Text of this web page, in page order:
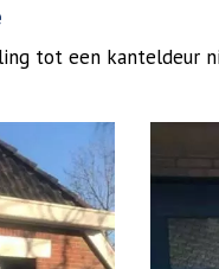
tot een kanteldeur